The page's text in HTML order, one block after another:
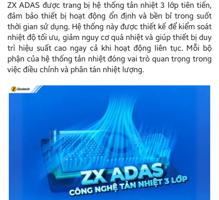
ZX ADAS được trang bị hệ thống tản nhiệt 3 lớp tiên tiến,
đảm bảo thiết bị hoạt động ổn định và bền bỉ trong suốt
thời gian sử dụng. Hệ thống này được thiết kế để kiểm soát
nhiệt độ tối ưu, giảm nguy cơ quá nhiệt và giúp thiết bị duy
trì hiệu suất cao ngay cả khi hoạt động liên tục. Mỗi bộ
phận của hệ thống tản nhiệt đóng vai trò quan trọng trong
việc điều chỉnh và phân tán nhiệt lượng.